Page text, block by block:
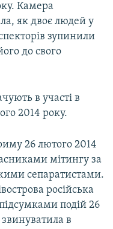
Камера
як двоє людей у
зупинили
до свого
в участі в
2014 року.
26 лютого 2014
мітингу за
сепаратистами.
російська
подій 26
в